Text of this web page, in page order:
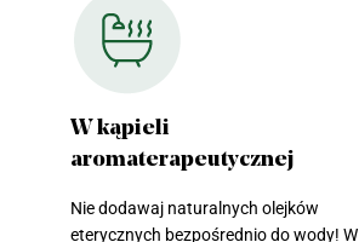
W kąpieli
aromaterapeutycznej
Nie dodawaj naturalnych olejków
eterycznych bezpośrednio do wody! W